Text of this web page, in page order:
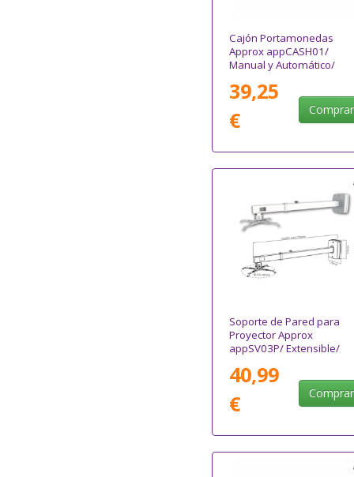
Cajón Portamonedas
Approx appCASH01/
Manual y Automático/
39,25
€
Comprar
Soporte de Pared para
Proyector Approx
appSV03P/ Extensible/
40,99
€
Comprar